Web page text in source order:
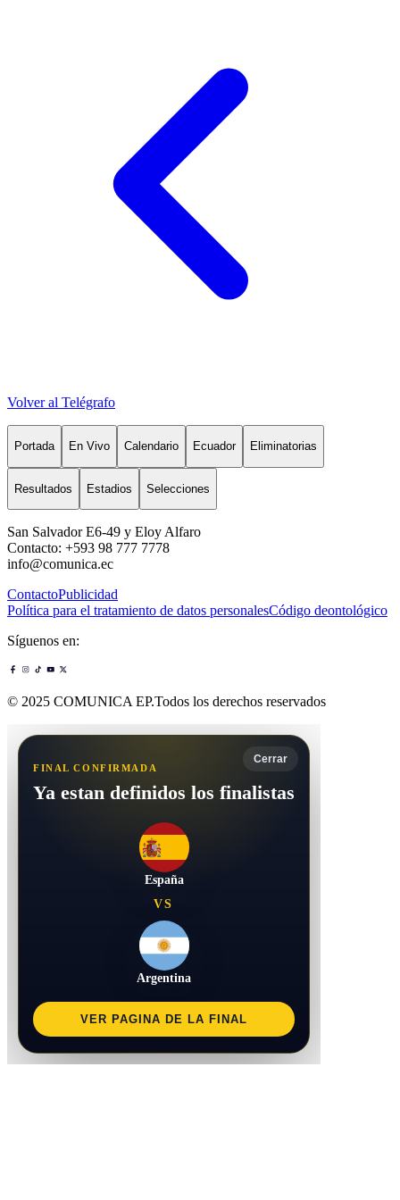
Volver al Telégrafo
Portada En Vivo Calendario Ecuador Eliminatorias
Resultados Estadios Selecciones
San Salvador E6-49 y Eloy Alfaro
Contacto: +593 98 777 7778
info@comunica.ec
ContactoPublicidad
Política para el tratamiento de datos personalesCódigo deontológico
Síguenos en:
© 2025 COMUNICA EP.Todos los derechos reservados
Cerrar
FINAL CONFIRMADA
Ya estan definidos los finalistas
España
VS
Argentina
VER PAGINA DE LA FINAL